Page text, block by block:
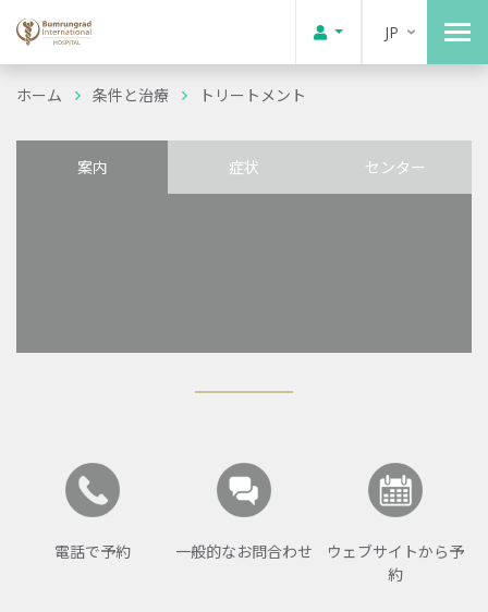
JP
ホーム 条件と治療 トリートメント
案内 症状 センター
電話で予約 一般的なお問合わせ
ウェブサイトから予
約